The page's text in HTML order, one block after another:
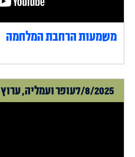
משמעות הרחבת המלחמה
7/8/2025עופר ועמליה, ערוץ 13